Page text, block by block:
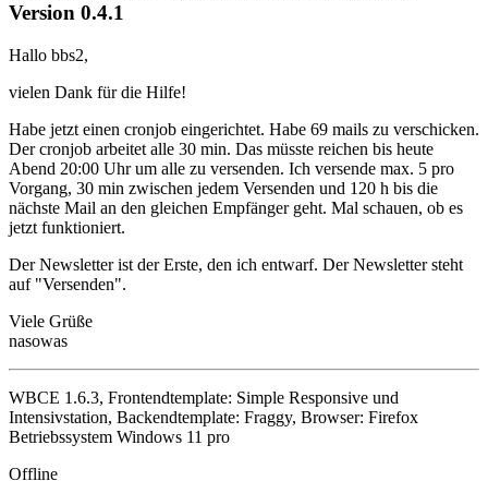
Version 0.4.1
Hallo bbs2,
vielen Dank für die Hilfe!
Habe jetzt einen cronjob eingerichtet. Habe 69 mails zu verschicken.
Der cronjob arbeitet alle 30 min. Das müsste reichen bis heute
Abend 20:00 Uhr um alle zu versenden. Ich versende max. 5 pro
Vorgang, 30 min zwischen jedem Versenden und 120 h bis die
nächste Mail an den gleichen Empfänger geht. Mal schauen, ob es
jetzt funktioniert.
Der Newsletter ist der Erste, den ich entwarf. Der Newsletter steht
auf "Versenden".
Viele Grüße
nasowas
WBCE 1.6.3, Frontendtemplate: Simple Responsive und
Intensivstation, Backendtemplate: Fraggy, Browser: Firefox
Betriebssystem Windows 11 pro
Offline